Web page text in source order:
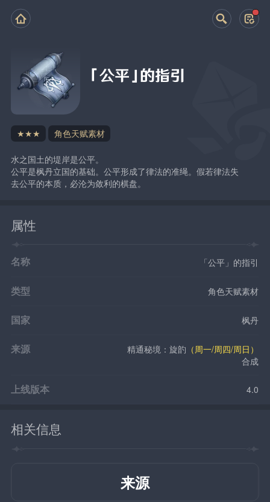
「公平」的指引
★★★ 角色天赋素材
水之国土的堤岸是公平。
公平是枫丹立国的基础。公平形成了律法的准绳。假若律法失
去公平的本质，必沦为敛利的棋盘。
属性
名称 「公平」的指引
类型 角色天赋素材
国家 枫丹
来源 精通秘境：旋䪨 （周一/周四/周日）
合成
上线版本 4.0
相关信息
来源